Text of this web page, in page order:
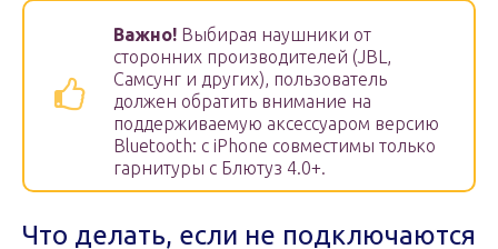
Важно! Выбирая наушники от
сторонних производителей (JBL,
Самсунг и других), пользователь
должен обратить внимание на
поддерживаемую аксессуаром версию
Bluetooth: с iPhone совместимы только
гарнитуры с Блютуз 4.0+.
Что делать, если не подключаются